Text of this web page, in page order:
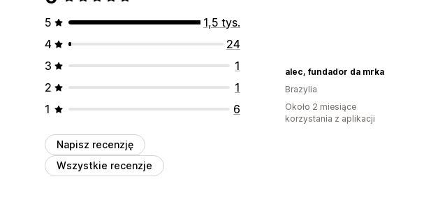
5
1,5 tys.
4
24
3
1
2
1
1
6
Napisz recenzję
Wszystkie recenzje
alec, fundador da mrka
Brazylia
Około 2 miesiące
korzystania z aplikacji